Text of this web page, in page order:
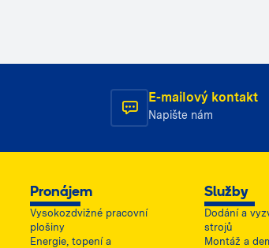
E-mailový kontakt
Napište nám
Pronájem
Vysokozdvižné pracovní
plošiny
Energie, topení a
Služby
Dodání a
strojů
Montáž a